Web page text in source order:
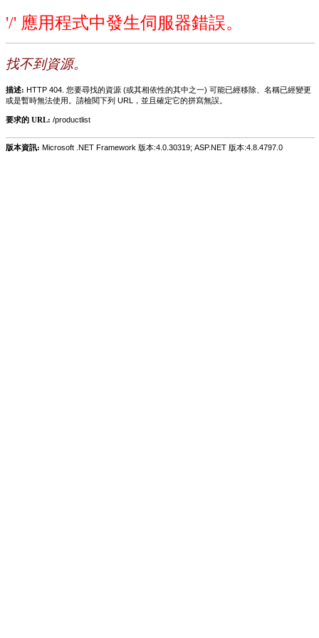
'/' 應用程式中發生伺服器錯誤。
找不到資源。
描述: HTTP 404. 您要尋找的資源 (或其相依性的其中之一) 可能已經移除、名稱已經變更
或是暫時無法使用。請檢閱下列 URL，並且確定它的拼寫無誤。
要求的 URL: /productlist
版本資訊: Microsoft .NET Framework 版本:4.0.30319; ASP.NET 版本:4.8.4797.0